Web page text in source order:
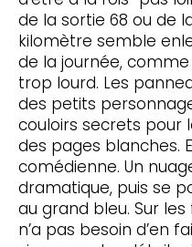
de la sortie 68 ou de
kilomètre semble
de la journée,
trop lourd. Les
des petits
couloirs secrets pour
des pages blanches.
comédienne. Un
dramatique, puis se
au grand bleu. Sur
n’a pas besoin d’en